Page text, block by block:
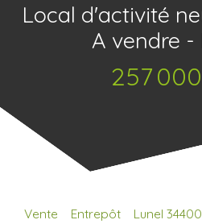
Local d'activité
A vendre -
257 000
Vente Entrepôt
Lunel 34400